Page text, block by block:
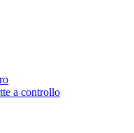
a controllo